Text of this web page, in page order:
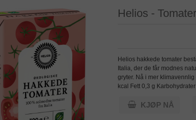
Helios -
Helios hakkede tomater
Italia, der de får modnes
gryter. Nå i mer
kcal Fett 0,3 g
KJØP NÅ